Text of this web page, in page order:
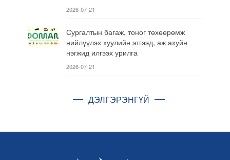
2026-07-21
Сургалтын багаж, тоног төхөөрөмж
нийлүүлэх хуулийн этгээд, аж ахуйн
нэгжид илгээх урилга
2026-07-21
ДЭЛГЭРЭНГҮЙ